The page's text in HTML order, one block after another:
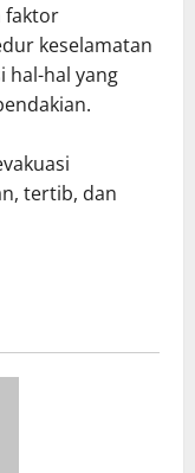
faktor
keselamatan
hal-hal yang
tertib, dan